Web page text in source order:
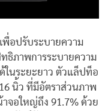
อปรับระบายความ
ธิภาพการระบายความ
ในระยะยาว ตัวแล็ปท็อ
นิ้ว ที่มีอัตราส่วนภาพ
จอใหญ่ถึง 91.7% ด้วย